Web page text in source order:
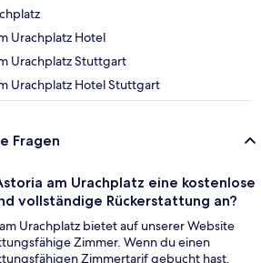
Urachplatz Hotel
Urachplatz Stuttgart
Urachplatz Hotel Stuttgart
Fragen
am Urachplatz eine kostenlose
vollständige Rückerstattung an?
Urachplatz bietet auf unserer Website
Zimmer. Wenn du einen
Zimmertarif gebucht hast,